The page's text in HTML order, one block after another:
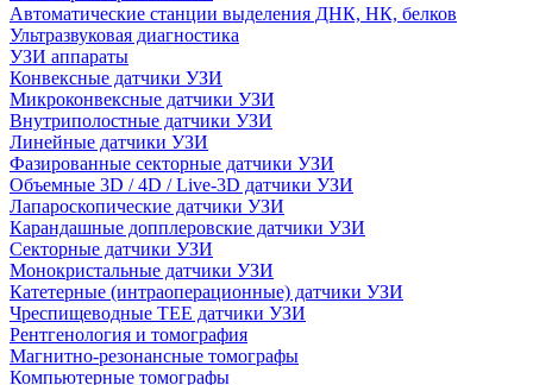
Автоматические станции выделения ДНК, НК, белков
Ультразвуковая диагностика
УЗИ аппараты
Конвексные датчики УЗИ
Микроконвексные датчики УЗИ
Внутриполостные датчики УЗИ
Линейные датчики УЗИ
Фазированные секторные датчики УЗИ
Объемные 3D / 4D / Live-3D датчики УЗИ
Лапароскопические датчики УЗИ
Карандашные допплеровские датчики УЗИ
Секторные датчики УЗИ
Монокристальные датчики УЗИ
Катетерные (интраоперационные) датчики УЗИ
Чреспищеводные TEE датчики УЗИ
Рентгенология и томография
Магнитно-резонансные томографы
Компьютерные томографы